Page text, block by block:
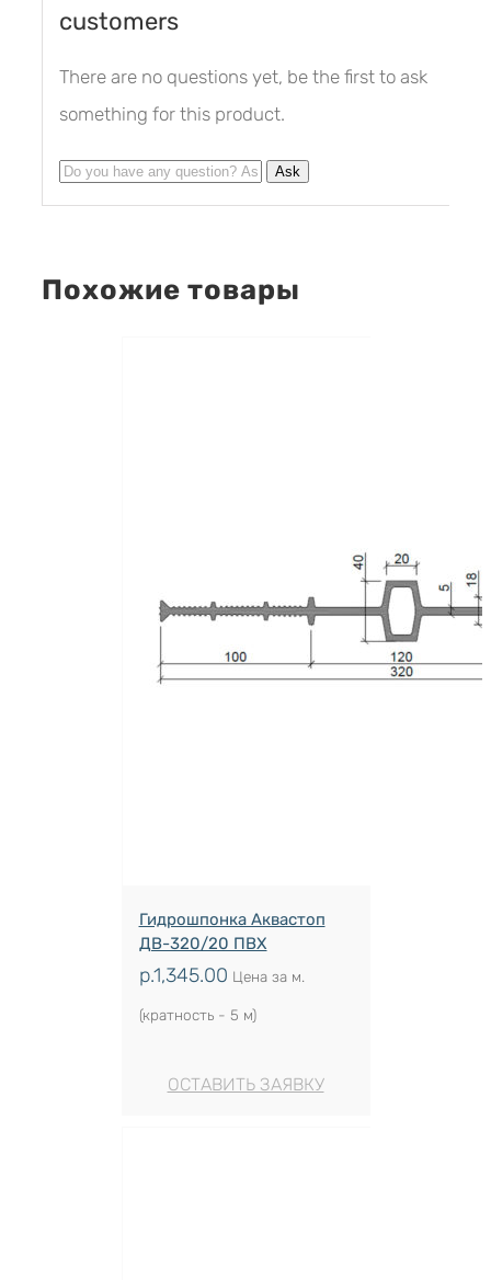
customers
There are no questions yet, be the first to ask
something for this product.
Похожие товары
Гидрошпонка Аквастоп
ДВ-320/20 ПВХ
р.1,345.00 Цена за м.
(кратность - 5 м)
ОСТАВИТЬ ЗАЯВКУ